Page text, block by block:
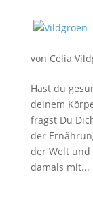
vonCelia
Hast du
deinem
fragst Du
der
der Welt
damals mit...